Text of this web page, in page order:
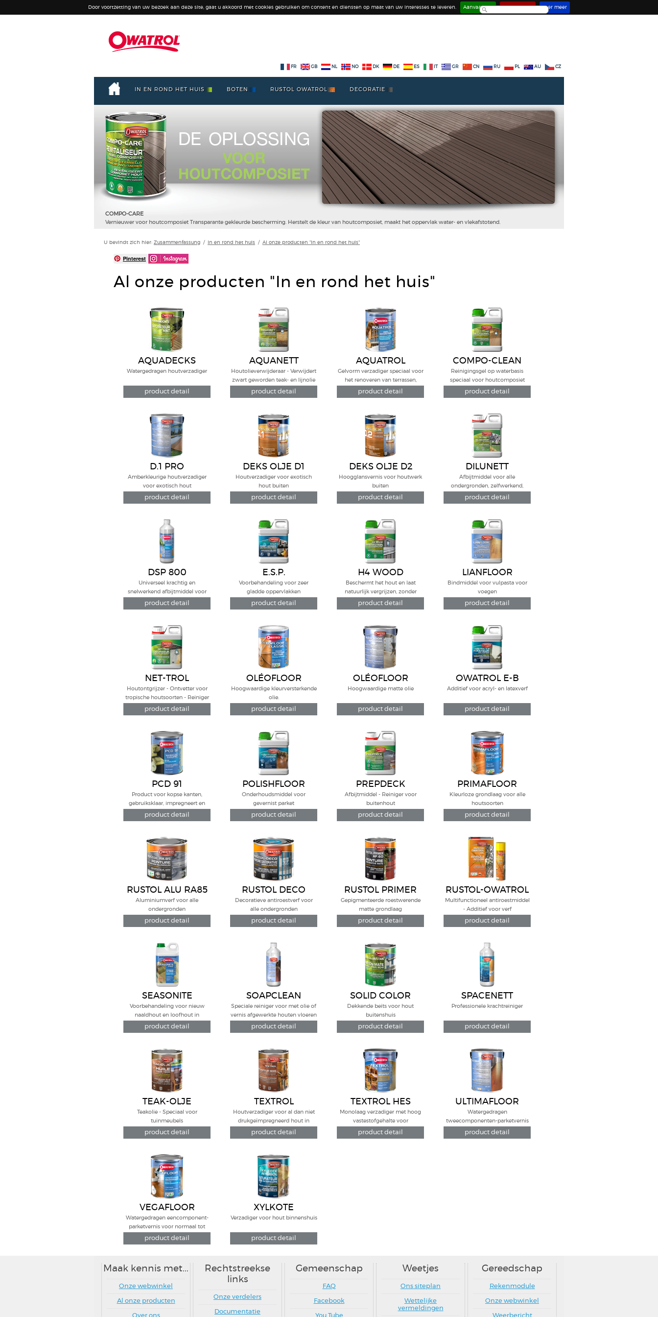
Door voortzetting van uw bezoek aan deze site, gaat u akkoord met cookies gebruiken om content en diensten op maat van uw interesses te leveren. Aanvaarden Deactiveren Leer meer
FR GB NL NO DK DE ES GR CN RU PL AU CZ
IN EN ROND HET HUIS BOTEN RUSTOL OWATROL DECORATIE
TEAK-OLJE
Teakolie - speciaal voor tuinmeubels. Beschermt en voedt het hout tot in de kern, transparant en kleurloos, matte olieglans.
U bevindt zich hier: Zusammenfassung / In en rond het huis / Al onze producten "In en rond het huis"
Pinterest
Al onze producten "In en rond het huis"
AQUADECKS
Watergedragen houtverzadiger
product detail
AQUANETT
Houtolieverwijderaar - Verwijdert
zwart geworden teak- en lijnolie
product detail
AQUATROL
Gelvorm verzadiger speciaal voor
het renoveren van terrassen,
houten gevels... Ideaal voor zacht
hout.
product detail
COMPO-CLEAN
Reinigingsgel op waterbasis
speciaal voor houtcomposiet
product detail
D.1 PRO
Amberkleurige houtverzadiger
voor exotisch hout
product detail
DEKS OLJE D1
Houtverzadiger voor exotisch
hout buiten
product detail
DEKS OLJE D2
Hoogglansvernis voor houtwerk
buiten
product detail
DILUNETT
Afbijtmiddel voor alle
ondergronden, zelfwerkend,
zonder afkrabben
product detail
DSP 800
Universeel krachtig en
snelwerkend afbijtmiddel voor
een gemakkelijk afbijten.
product detail
E.S.P.
Voorbehandeling voor zeer
gladde oppervlakken
product detail
H4 WOOD
Beschermt het hout en laat
natuurlijk vergrijzen, zonder
mechanische schade.
product detail
LIANFLOOR
Bindmiddel voor vulpasta voor
voegen
product detail
NET-TROL
Houtontgrijzer - Ontvetter voor
tropische houtsoorten - Reiniger
voor steen, cement, kunststof...
product detail
OLÉOFLOOR
CLASSIC
Hoogwaardige kleurversterkende
olie.
product detail
OLÉOFLOOR
NATURAL
Hoogwaardige matte olie
product detail
OWATROL E-B
Additief voor acryl- en latexverf
product detail
PCD 91
Product voor kopse kanten,
gebruiksklaar, impregneert en
beschermt afgezaagd
drukgeimpregneerd hout
product detail
POLISHFLOOR
Onderhoudsmiddel voor
gevernist parket
product detail
PREPDECK
Afbijtmiddel - Reiniger voor
buitenhout
product detail
PRIMAFLOOR
Kleurloze grondlaag voor alle
houtsoorten
product detail
RUSTOL ALU RA85
Aluminiumverf voor alle
ondergronden
product detail
RUSTOL DECO
Decoratieve antiroestverf voor
alle ondergronden
product detail
RUSTOL PRIMER
AP60
Gepigmenteerde roestwerende
matte grondlaag
product detail
RUSTOL-OWATROL
Multifunctioneel antiroestmiddel
- Additief voor verf
product detail
SEASONITE
Voorbehandeling voor nieuw
naaldhout en loofhout in
buitentoepassingen
product detail
SOAPCLEAN
Speciale reiniger voor met olie of
vernis afgewerkte houten vloeren
product detail
SOLID COLOR
STAIN
Dekkende beits voor hout
buitenshuis
product detail
SPACENETT
Professionele krachtreiniger
product detail
TEAK-OLJE
Teakolie - Speciaal voor
tuinmeubels
product detail
TEXTROL
Houtverzadiger voor al dan niet
drukgeïmpregneerd hout in
buitentoepassingen
product detail
TEXTROL HES
Monolaag verzadiger met hoog
vastestofgehalte voor
Gevelbetimmering... in Red Cedar,
Douglas, drukgeimpregneerd
product detail
ULTIMAFLOOR
Watergedragen
tweecomponenten-parketvernis
voor intensief tot zeer intensief
gebruik
product detail
VEGAFLOOR
Watergedragen eencomponent-
parketvernis voor normaal tot
intensief gebruik
product detail
XYLKOTE
Verzadiger voor hout binnenshuis
product detail
Maak kennis met...
Onze webwinkel
Al onze producten
Rechtstreekse
links
Onze verdelers
Documentatie
Gemeenschap
FAQ
Facebook
Weetjes
Ons siteplan
Wettelijke
vermeldingen
Gereedschap
Rekenmodule
Onze webwinkel